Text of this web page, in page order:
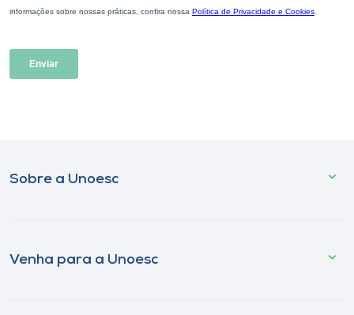
Sobre a Unoesc
Venha para a Unoesc